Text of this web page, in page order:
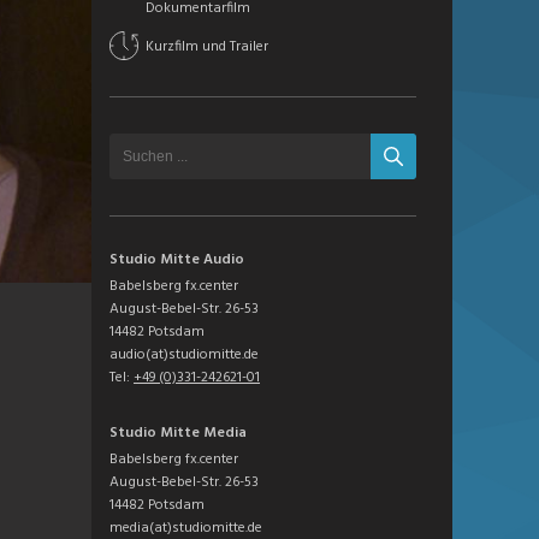
Dokumentarfilm
Kurzfilm und Trailer
Studio Mitte Audio
Babelsberg fx.center
August-Bebel-Str. 26-53
14482 Potsdam
audio(at)studiomitte.de
Tel: +49 (0)331-242621-01
Studio Mitte Media
Babelsberg fx.center
August-Bebel-Str. 26-53
14482 Potsdam
media(at)studiomitte.de